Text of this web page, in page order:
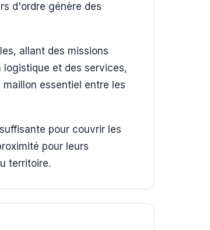
d'ordre génère des
allant des missions
et des services,
essentiel entre les
suffisante pour couvrir les
pour leurs
territoire.